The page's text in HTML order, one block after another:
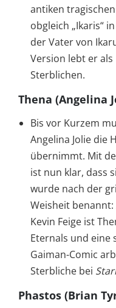
antiken
obgleich „Ikaris“
der Vater von
Version lebt er als
Sterblichen.
Thena (Angelina
Bis vor Kurzem
Angelina Jolie die
übernimmt. Mit
ist nun klar, dass
wurde nach der
Weisheit benannt:
Kevin Feige ist
Eternals und eine
Gaiman-Comic
Sterbliche bei
Phastos (Brian